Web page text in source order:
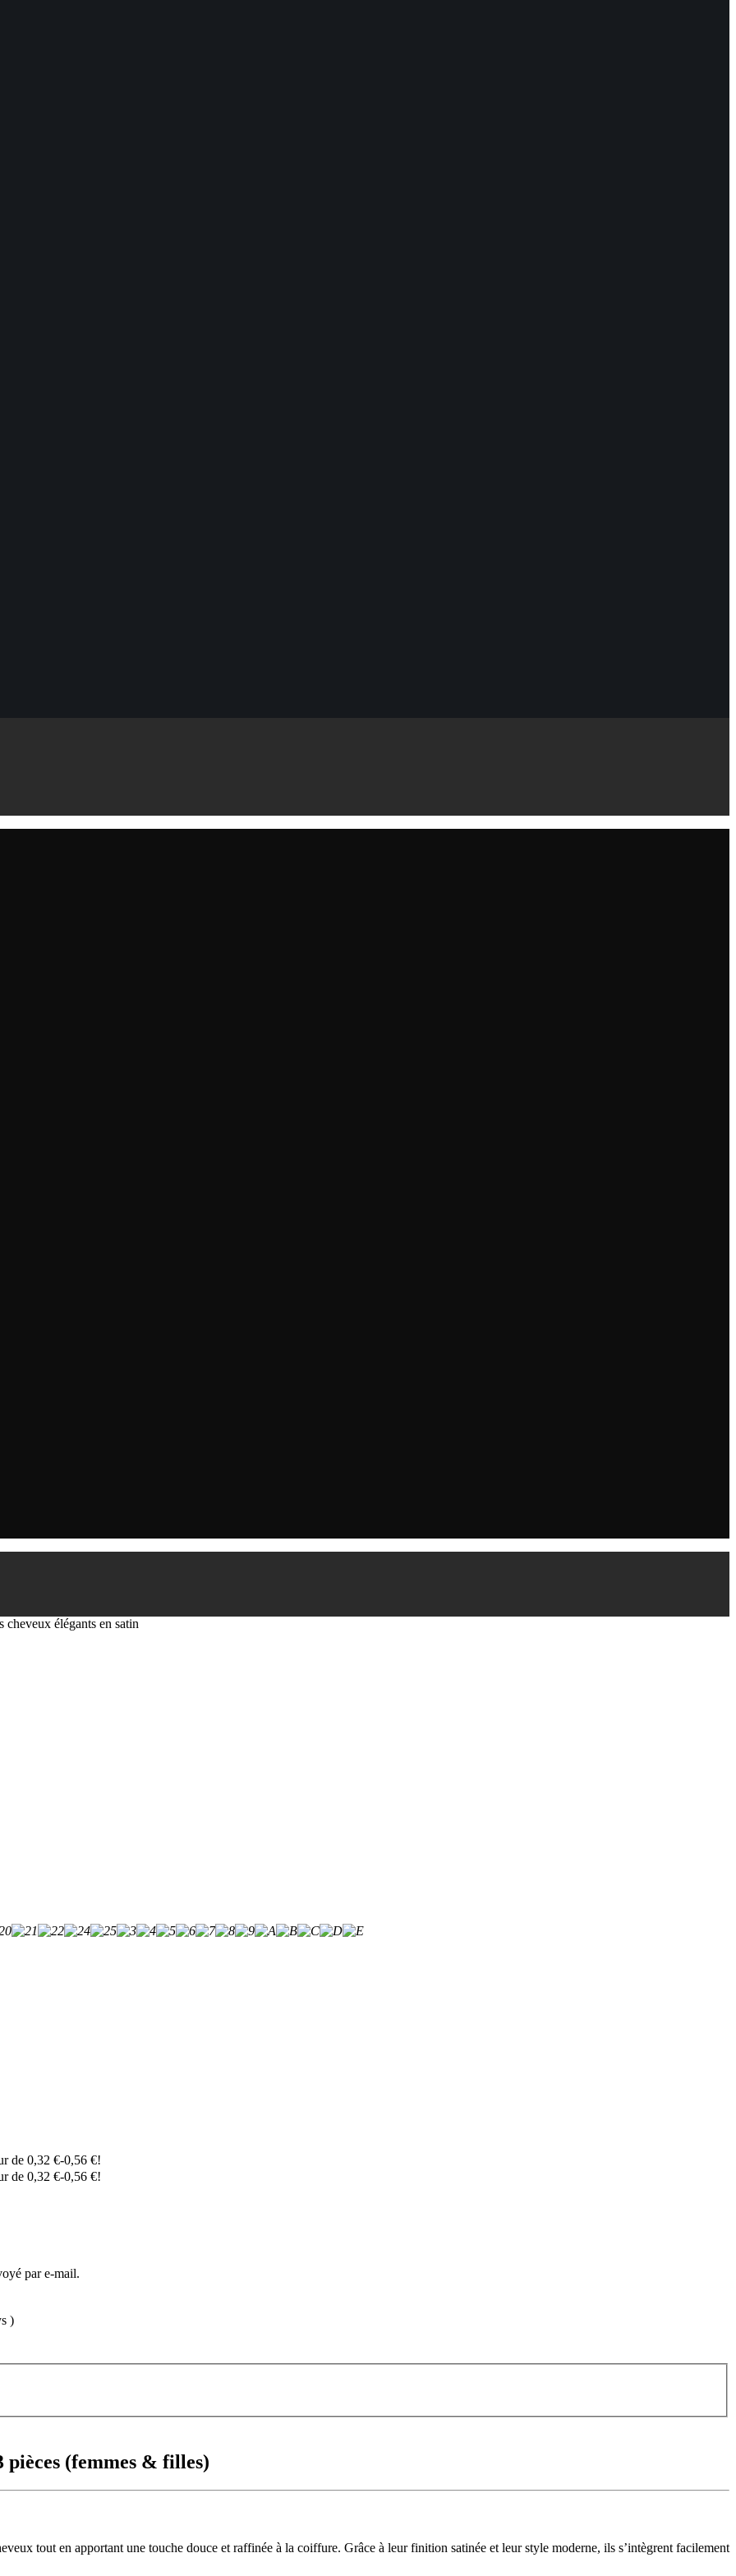
cheveux élégants en satin
de 0,32 €-0,56 €!
de 0,32 €-0,56 €!
par e-mail.
)
pièces (femmes & filles)
tout en apportant une touche douce et raffinée à la coiffure. Grâce à leur finition satinée et leur style moderne, ils s’intègrent facilement